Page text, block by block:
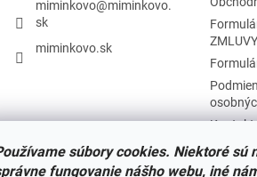
súbory cookies. Niektoré sú
fungovanie nášho webu, iné
miminkovo@miminkovo.
sk
miminkovo.sk
ZMLUVY